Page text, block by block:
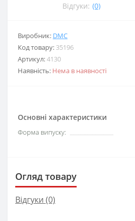
Відгуки: (0)
Виробник: DMC
Код товару: 35196
Артикул:4130
Наявність: Нема в наявності
Основні характеристики
Форма випуску:
Огляд товару
Відгуки (0)